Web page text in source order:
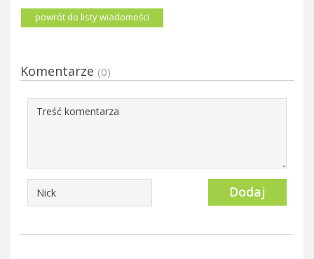
powrót do listy wiadomości
Komentarze (0)
Dodaj